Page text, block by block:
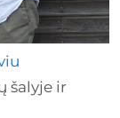
šalyje ir